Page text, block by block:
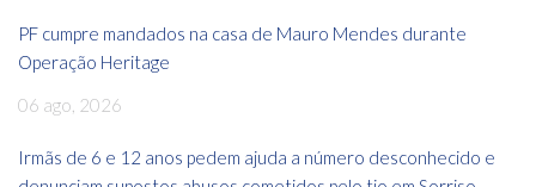
PF cumpre mandados na casa de Mauro Mendes durante
Operação Heritage
06 ago, 2026
Irmãs de 6 e 12 anos pedem ajuda a número desconhecido e